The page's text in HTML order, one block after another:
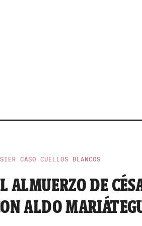
CASO CUELLOS BLANCOS
ALMUERZO DE
ALDO